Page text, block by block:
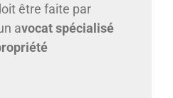
être faite par
avocat spécialisé